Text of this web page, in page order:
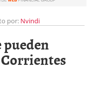
por: Nvindi
pueden